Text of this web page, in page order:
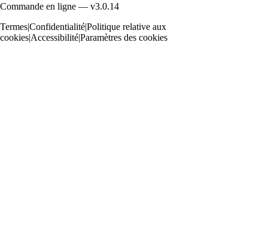
Commande en ligne — v3.0.14
Termes|Confidentialité|Politique relative aux
cookies|Accessibilité|Paramètres des cookies